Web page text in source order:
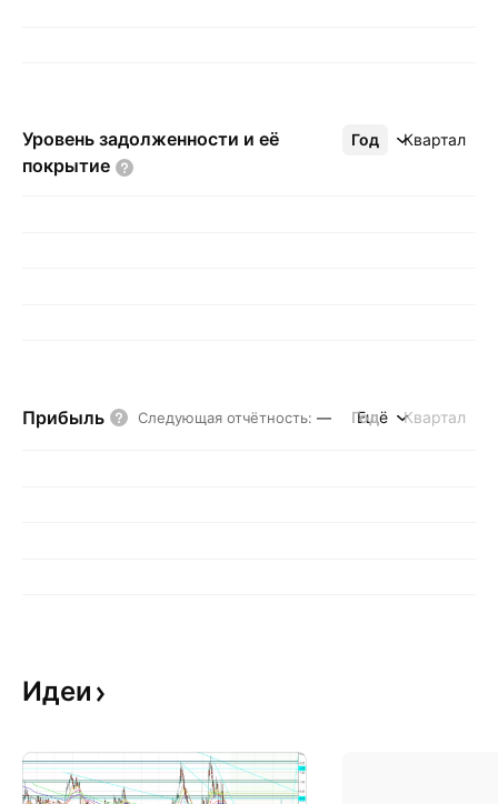
Уровень задолженности и её
покрытие
Год Квартал
Ещё
Прибыль Следующая отчётность: — Год Квартал
Ещё
Идеи